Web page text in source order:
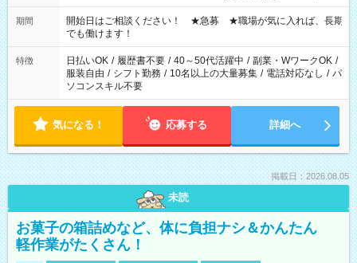
の場合、他のお仕事と合わせ週40時間超の就業はご案内できま
せん ※法令に基づき、週20時間以上勤務は社会保険への加入対
象となります ※労働者派遣法（日雇い派遣の原則禁止）によ
り、短時間・短期間の就業はご案内が難しい場合があります
期間
開始日はご相談ください！ ★急募 ★職場が気に入れば、長期
でも働けます！
特徴 日払いOK / 履歴書不要 / 40～50代活躍中 / 副業・WワークOK /
服装自由 / シフト勤務 / 10名以上の大量募集 / 電話対応なし / パ
ソコンスキル不要
気になる！ 応募する 詳細へ
掲載日：2026.08.05
未読
お菓子の箱詰めなど、体に負担ナシ＆かんたん
軽作業がたくさん！